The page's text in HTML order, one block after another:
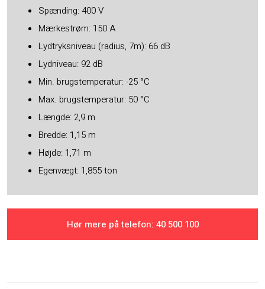
Spænding: 400 V
Mærkestrøm: 150 A
Lydtryksniveau (radius, 7m): 66 dB
Lydniveau: 92 dB
Min. brugstemperatur: -25 °C
Max. brugstemperatur: 50 °C
Længde: 2,9 m
Bredde: 1,15 m
Højde: 1,71 m
Egenvægt: 1,855 ton
Hør mere på telefon: ​40 500 100